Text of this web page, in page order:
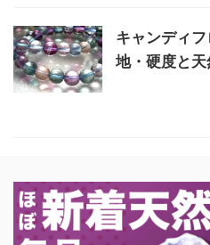
キャンディ
地・硬度と